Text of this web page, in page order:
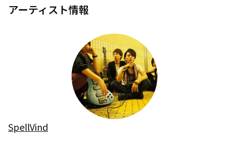
アーティスト情報
SpellVind